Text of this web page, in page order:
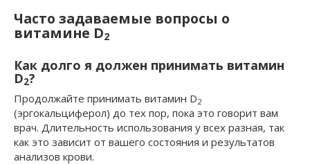
Часто задаваемые вопросы о
витамине D2
Как долго я должен принимать витамин
D2?
Продолжайте принимать витамин D2
(эргокальциферол) до тех пор, пока это говорит вам
врач. Длительность использования у всех разная, так
как это зависит от вашего состояния и результатов
анализов крови.